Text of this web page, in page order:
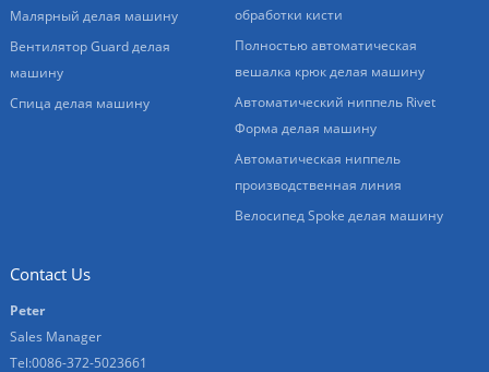
Малярный делая машину
Вентилятор Guard делая
машину
Спица делая машину
обработки кисти
Полностью автоматическая
вешалка крюк делая машину
Автоматический ниппель Rivet
Форма делая машину
Автоматическая ниппель
производственная линия
Велосипед Spoke делая машину
Contact Us
Peter
Sales Manager
Tel:0086-372-5023661